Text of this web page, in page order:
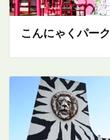
こんにゃくパーク